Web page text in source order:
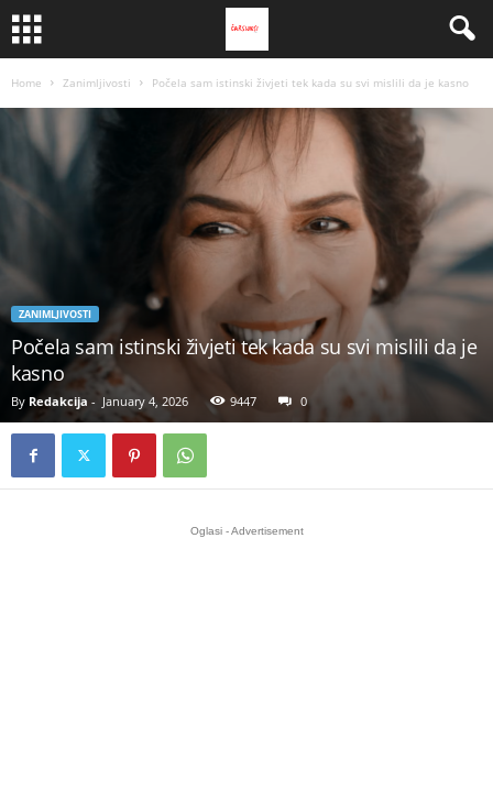
Home Zanimljivosti Počela sam istinski živjeti tek kada su svi mislili da je kasno
ZANIMLJIVOSTI
Počela sam istinski živjeti tek kada su svi mislili da je
kasno
By Redakcija - January 4, 2026 9447 0
Oglasi - Advertisement